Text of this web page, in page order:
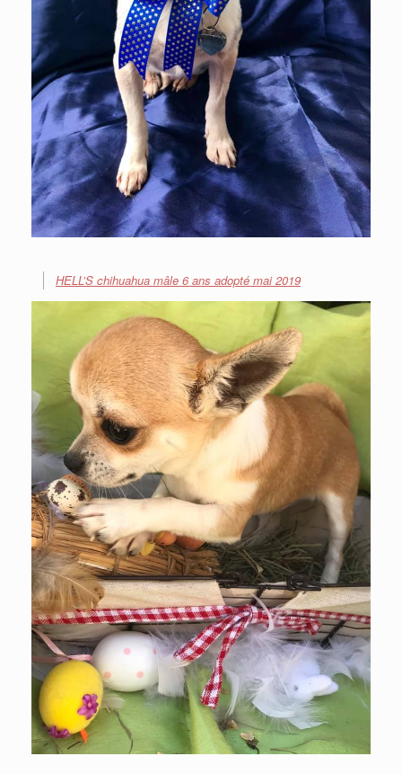
HELL’S chihuahua mâle 6 ans adopté mai 2019